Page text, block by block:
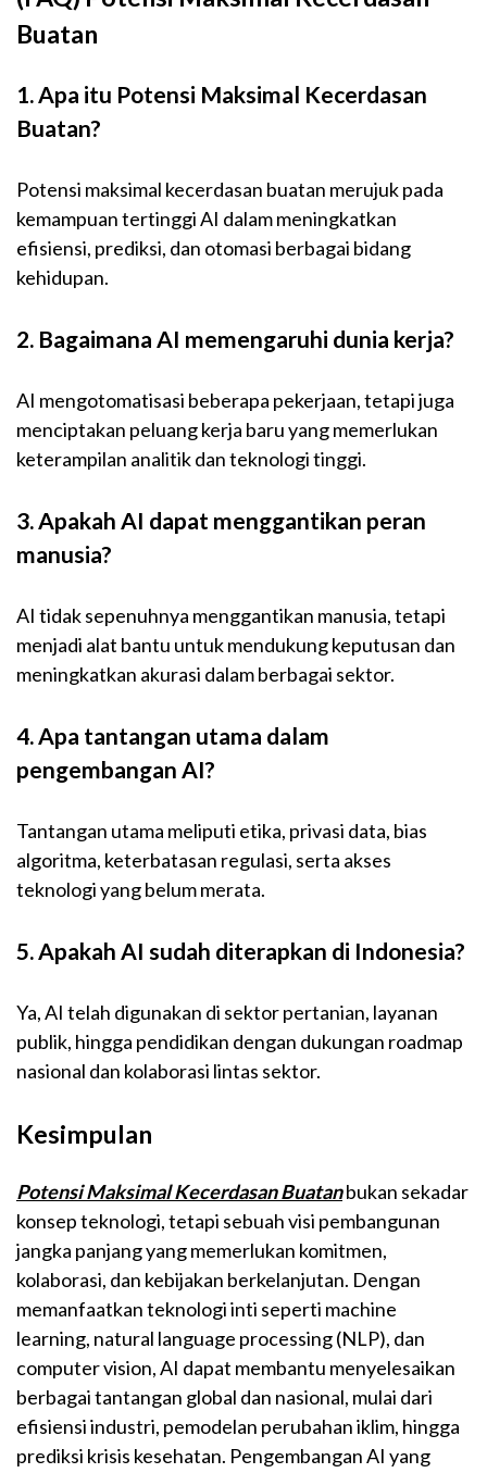
Buatan
1. Apa itu Potensi Maksimal Kecerdasan
Buatan?
Potensi maksimal kecerdasan buatan merujuk pada
kemampuan tertinggi AI dalam meningkatkan
efisiensi, prediksi, dan otomasi berbagai bidang
kehidupan.
2. Bagaimana AI memengaruhi dunia kerja?
AI mengotomatisasi beberapa pekerjaan, tetapi juga
menciptakan peluang kerja baru yang memerlukan
keterampilan analitik dan teknologi tinggi.
3. Apakah AI dapat menggantikan peran
manusia?
AI tidak sepenuhnya menggantikan manusia, tetapi
menjadi alat bantu untuk mendukung keputusan dan
meningkatkan akurasi dalam berbagai sektor.
4. Apa tantangan utama dalam
pengembangan AI?
Tantangan utama meliputi etika, privasi data, bias
algoritma, keterbatasan regulasi, serta akses
teknologi yang belum merata.
5. Apakah AI sudah diterapkan di Indonesia?
Ya, AI telah digunakan di sektor pertanian, layanan
publik, hingga pendidikan dengan dukungan roadmap
nasional dan kolaborasi lintas sektor.
Kesimpulan
Potensi Maksimal Kecerdasan Buatanbukan sekadar
konsep teknologi, tetapi sebuah visi pembangunan
jangka panjang yang memerlukan komitmen,
kolaborasi, dan kebijakan berkelanjutan. Dengan
memanfaatkan teknologi inti seperti machine
learning, natural language processing (NLP), dan
computer vision, AI dapat membantu menyelesaikan
berbagai tantangan global dan nasional, mulai dari
efisiensi industri, pemodelan perubahan iklim, hingga
prediksi krisis kesehatan. Pengembangan AI yang